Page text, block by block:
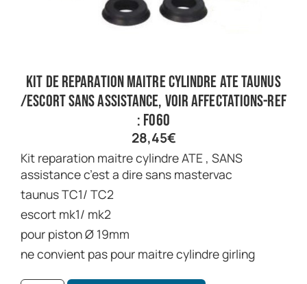
kit de reparation maitre cylindre ATE taunus
/escort sans assistance, voir affectations-ref
: F060
28,45€
kit reparation maitre cylindre ATE , SANS
assistance c’est a dire sans mastervac
taunus TC1/ TC2
escort mk1/ mk2
pour piston Ø 19mm
ne convient pas pour maitre cylindre girling